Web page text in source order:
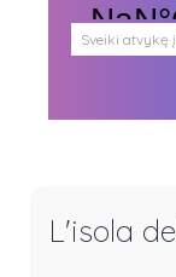
Sveiki atvykę
persipina
L'isola